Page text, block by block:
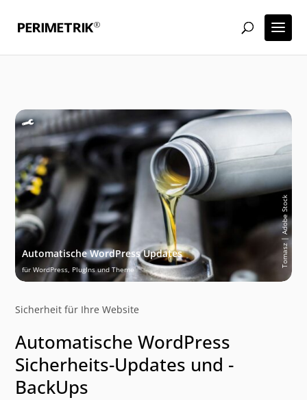
Tomasz | Adobe Stock
Automatische WordPress Updates
für WordPress, PlugIns und Theme
Sicherheit für Ihre Website
Automatische WordPress
Sicherheits-Updates und -
BackUps